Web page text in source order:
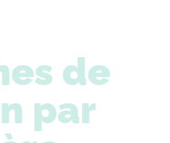
de
par